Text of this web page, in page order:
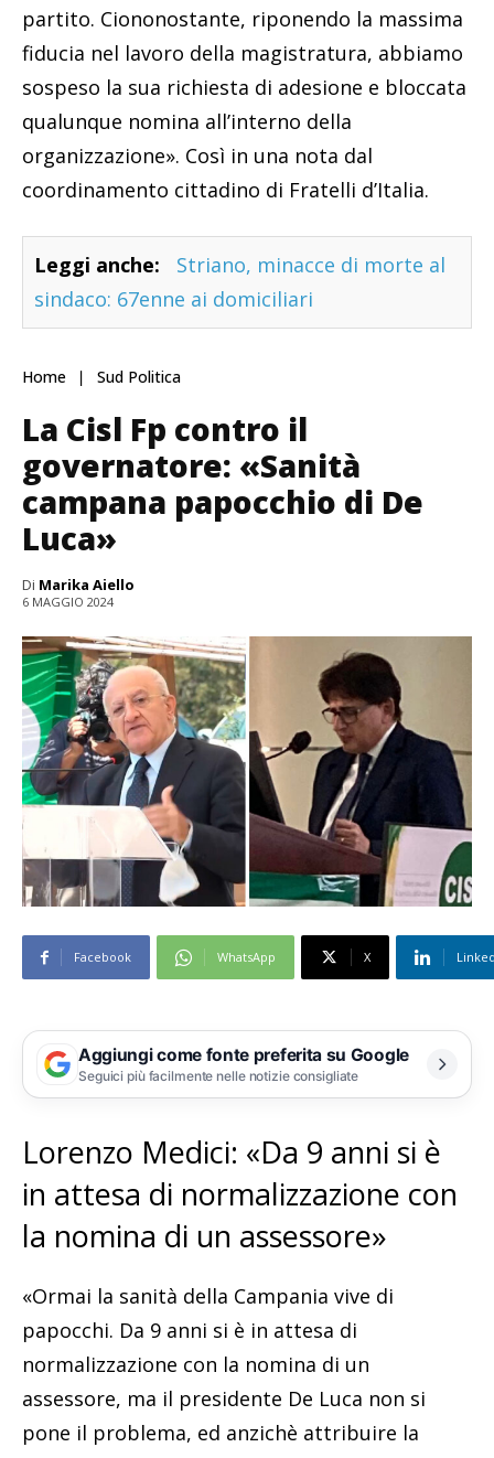
partito. Ciononostante, riponendo la massima
fiducia nel lavoro della magistratura, abbiamo
sospeso la sua richiesta di adesione e bloccata
qualunque nomina all’interno della
organizzazione». Così in una nota dal
coordinamento cittadino di Fratelli d’Italia.
Leggi anche:
Striano, minacce di morte al
sindaco: 67enne ai domiciliari
Home Sud Politica
La Cisl Fp contro il
governatore: «Sanità
campana papocchio di De
Luca»
Di Marika Aiello
6 MAGGIO 2024
Facebook WhatsApp X
Aggiungi come fonte preferita su Google
Seguici più facilmente nelle notizie consigliate
Lorenzo Medici: «Da 9 anni si è
in attesa di normalizzazione con
la nomina di un assessore»
«Ormai la sanità della Campania vive di
papocchi. Da 9 anni si è in attesa di
normalizzazione con la nomina di un
assessore, ma il presidente De Luca non si
pone il problema, ed anzichè attribuire la